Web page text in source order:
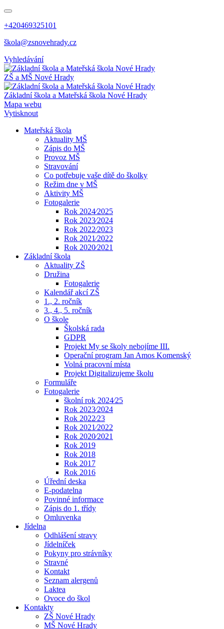
+420469325101
škola@zsnovehrady.cz
Vyhledávání
ZŠ a MŠ Nové Hrady
Základní škola a Mateřská škola Nové Hrady
Mapa webu
Vytisknout
Mateřská škola
Aktuality MŠ
Zápis do MŠ
Provoz MŠ
Stravování
Co potřebuje vaše dítě do školky
Režim dne v MŠ
Aktivity MŠ
Fotogalerie
Rok 2024⁄2025
Rok 2023⁄2024
Rok 2022⁄2023
Rok 2021⁄2022
Rok 2020⁄2021
Základní škola
Aktuality ZŠ
Družina
Fotogalerie
Kalendář akcí ZŠ
1., 2. ročník
3., 4., 5. ročník
O škole
Školská rada
GDPR
Projekt My se školy nebojíme III.
Operační program Jan Amos Komenský
Volná pracovní místa
Projekt Digitalizujeme školu
Formuláře
Fotogalerie
školní rok 2024⁄25
Rok 2023⁄2024
Rok 2022⁄23
Rok 2021⁄2022
Rok 2020⁄2021
Rok 2019
Rok 2018
Rok 2017
Rok 2016
Úřední deska
E-podatelna
Povinné informace
Zápis do 1. třídy
Omluvenka
Jídelna
Odhlášení stravy
Jídelníček
Pokyny pro strávníky
Stravné
Kontakt
Seznam alergenů
Laktea
Ovoce do škol
Kontakty
ZŠ Nové Hrady
MŠ Nové Hrady